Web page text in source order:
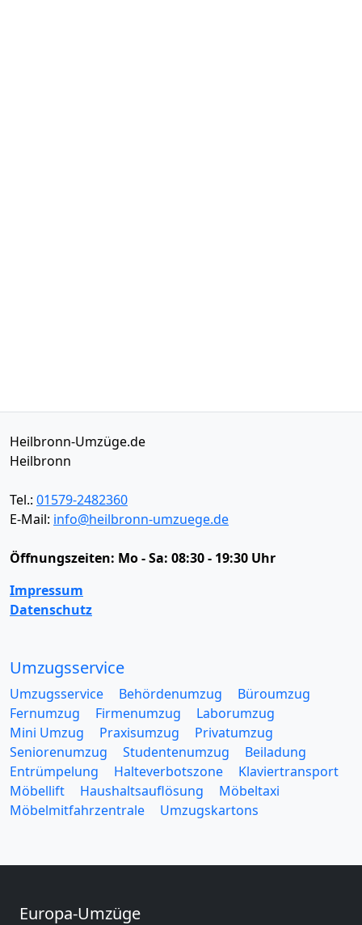
Heilbronn-Umzüge.de
Heilbronn
Tel.: 01579-2482360
E-Mail: info@heilbronn-umzuege.de
Öffnungszeiten: Mo - Sa: 08:30 - 19:30 Uhr
Impressum
Datenschutz
Umzugsservice
Umzugsservice Behördenumzug
Büroumzug
Fernumzug
Firmenumzug
Laborumzug
Mini Umzug
Praxisumzug
Privatumzug
Seniorenumzug
Studentenumzug
Beiladung
Entrümpelung
Halteverbotszone
Klaviertransport
Möbellift
Haushaltsauflösung
Möbeltaxi
Möbelmitfahrzentrale
Umzugskartons
Europa-Umzüge